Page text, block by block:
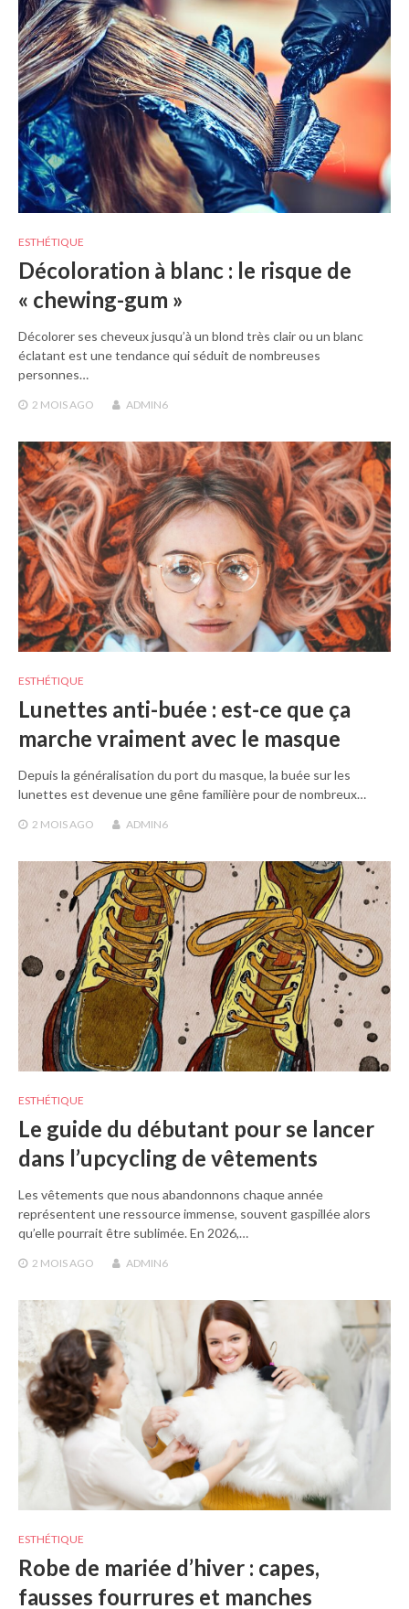
ESTHÉTIQUE
Décoloration à blanc : le risque de
« chewing-gum »
Décolorer ses cheveux jusqu’à un blond très clair ou un blanc
éclatant est une tendance qui séduit de nombreuses
personnes…
2 MOISAGO ADMIN6
ESTHÉTIQUE
Lunettes anti-buée : est-ce que ça
marche vraiment avec le masque
Depuis la généralisation du port du masque, la buée sur les
lunettes est devenue une gêne familière pour de nombreux…
2 MOISAGO ADMIN6
ESTHÉTIQUE
Le guide du débutant pour se lancer
dans l’upcycling de vêtements
Les vêtements que nous abandonnons chaque année
représentent une ressource immense, souvent gaspillée alors
qu’elle pourrait être sublimée. En 2026,…
2 MOISAGO ADMIN6
ESTHÉTIQUE
Robe de mariée d’hiver : capes,
fausses fourrures et manches